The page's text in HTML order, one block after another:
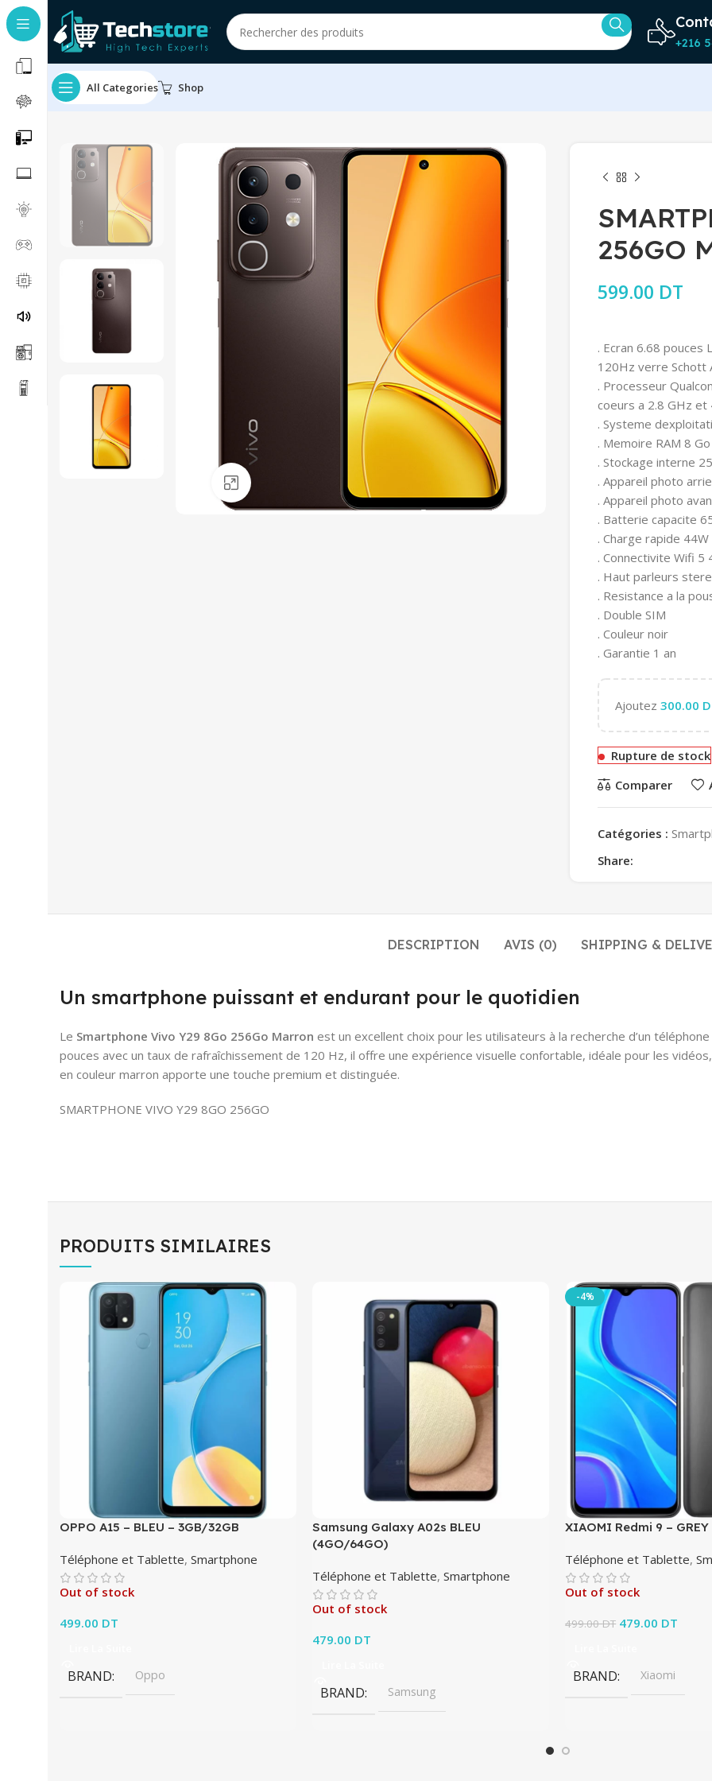
+216
All Categories Shop
Click to enlarge
256GO
599.00 DT
. Ecran 6.68
120Hz verre Schott
. Processeur
coeurs a 2.8 GHz et
. Systeme
. Memoire RAM 8 Go
. Stockage interne
. Appareil photo
. Appareil photo
. Batterie capacite
. Charge rapide 44W
. Connectivite Wifi 5
. Haut parleurs
. Resistance a la
. Double SIM
. Couleur noir
. Garantie 1 an
Ajoutez 300.00
Rupture de stock
Comparer
Catégories :
Share:
DESCRIPTION AVIS (0) SHIPPING &
Un smartphone puissant et endurant pour le quotidien
Le Smartphone Vivo Y29 8Go 256Go Marron est un excellent choix pour les utilisateurs à la recherche d’un
pouces avec un taux de rafraîchissement de 120 Hz, il offre une expérience visuelle confortable, idéale pour les
en couleur marron apporte une touche premium et distinguée.
SMARTPHONE VIVO Y29 8GO 256GO
PRODUITS SIMILAIRES
OPPO A15 – BLEU – 3GB/32GB
Téléphone et Tablette, Smartphone
Out of stock
499.00 DT
BRAND Oppo
Samsung Galaxy A02s BLEU
(4GO/64GO)
Téléphone et Tablette,Smartphone
Out of stock
479.00 DT
BRAND Samsung
-4%
XIAOMI Redmi 9 – GREY
Téléphone et Tablette,
Out of stock
499.00DT Le prix initial
479.00 DT
BRAND Xiaomi